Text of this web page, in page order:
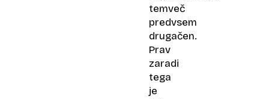
temveč
predvsem
drugačen.
Prav
zaradi
tega
je